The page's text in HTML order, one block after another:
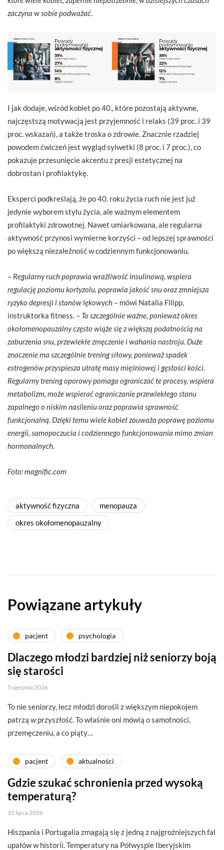
zaczyna w sobie podważać.
I jak dodaje, wśród kobiet po 40., które pozostają aktywne,
najczęstszą motywacją jest przyjemność i relaks (39 proc. i 39
proc. wskazań), a także troska o zdrowie. Znacznie rzadziej
powodem ćwiczeń jest wygląd sylwetki (8 proc. i 7 proc.), co
pokazuje przesunięcie akcentu z presji estetycznej na
dobrostan i profilaktykę.
Eksperci podkreślają, że po 40. roku życia ruch nie jest już
jedynie wyborem stylu życia, ale ważnym elementem
profilaktyki zdrowotnej. Nawet umiarkowana, ale regularna
aktywność przynosi wymierne korzyści – od lepszej sprawności
po większą niezależność w codziennym funkcjonowaniu.
– Regularny ruch poprawia wrażliwość insulinową, wspiera
regulację poziomu kortyzolu, poprawia jakość snu oraz zmniejsza
ryzyko depresji i stanów lękowych – mówi Natalia Filipp,
instruktorka fitness. – To szczególnie ważne, ponieważ okres
okołomenopauzalny często wiąże się z większą podatnością na
zaburzenia snu, przewlekłe zmęczenie i wahania nastroju. Duże
znaczenie ma szczególnie trening siłowy, ponieważ spadek
estrogenów przyspiesza utratę masy mięśniowej i gęstości kości.
Regularny trening oporowy pomaga ograniczać te procesy, wspiera
metabolizm, może wspierać ograniczanie przewlekłego stanu
zapalnego o niskim nasileniu oraz poprawia sprawność
funkcjonalną. Dzięki temu wiele kobiet zauważa poprawę poziomu
energii, samopoczucia i codziennego funkcjonowania mimo zmian
hormonalnych.
Foto: magnific.com
aktywność fizyczna
menopauza
okres okołomenopauzalny
Powiązane artykuły
pacjent psychologia
Dlaczego młodzi bardziej niż seniorzy boją
się starości
5 sierpnia 2026
To nie seniorzy, lecz młodzi dorośli z większym niepokojem
patrzą w przyszłość. To właśnie oni mówią o samotności,
przemęczeniu, a co piąty…
pacjent aktualności
Gdzie szukać schronienia przed wysoką
temperaturą?
31 lipca 2026
Hiszpania i Portugalia zmagają się z jedną z najgroźniejszych fal
upałów w historii. Temperatury na Półwyspie Iberyjskim